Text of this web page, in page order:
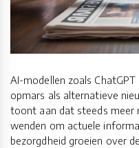
AI-modellen zoals
opmars als alternatieve
toont aan dat steeds meer
wenden om actuele
bezorgdheid groeien over